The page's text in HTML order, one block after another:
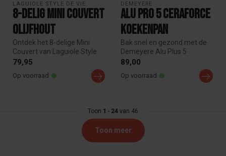
LAGUIOLE STYLE DE VIE
8-delig Mini couvert
Olijfhout
Ontdek het 8-delige Mini
Couvert van Laguiole Style
de Vie. Stijlvol olijfhouten...
79,95
Op voorraad
DEMEYERE
Alu Pro 5 Ceraforce
Koekenpan
Bak snel en gezond met de
Demeyere Alu Plus 5
Ceraforce koekenpan.
89,00
Op voorraad
Toon 1 - 24 van 46
Toon meer